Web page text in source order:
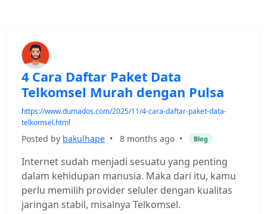
4 Cara Daftar Paket Data
Telkomsel Murah dengan Pulsa
https://www.dumados.com/2025/11/4-cara-daftar-paket-data-
telkomsel.html
Posted by bakulhape • 8 months ago • Blog
Internet sudah menjadi sesuatu yang penting
dalam kehidupan manusia. Maka dari itu, kamu
perlu memilih provider seluler dengan kualitas
jaringan stabil, misalnya Telkomsel.